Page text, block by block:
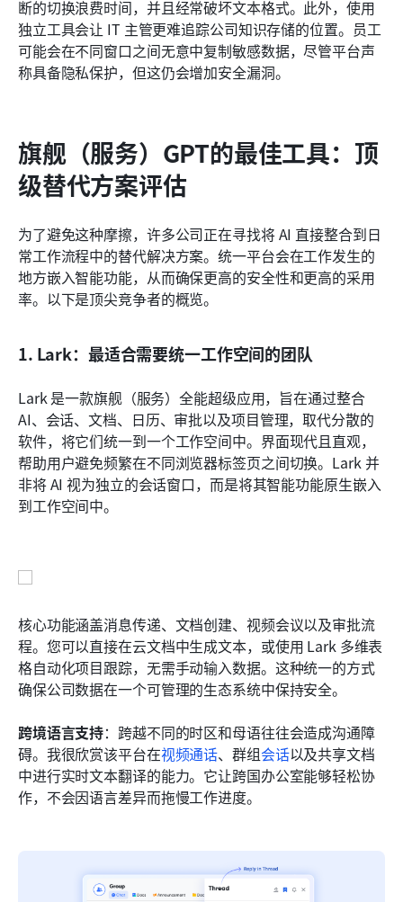
断的切换浪费时间，并且经常破坏文本格式。此外，使用
独立工具会让 IT 主管更难追踪公司知识存储的位置。员工
可能会在不同窗口之间无意中复制敏感数据，尽管平台声
称具备隐私保护，但这仍会增加安全漏洞。
旗舰（服务）GPT的最佳工具：顶
级替代方案评估
为了避免这种摩擦，许多公司正在寻找将 AI 直接整合到日
常工作流程中的替代解决方案。统一平台会在工作发生的
地方嵌入智能功能，从而确保更高的安全性和更高的采用
率。以下是顶尖竞争者的概览。
1. Lark：最适合需要统一工作空间的团队
Lark 是一款旗舰（服务）全能超级应用，旨在通过整合
AI、会话、文档、日历、审批以及项目管理，取代分散的
软件，将它们统一到一个工作空间中。界面现代且直观，
帮助用户避免频繁在不同浏览器标签页之间切换。Lark 并
非将 AI 视为独立的会话窗口，而是将其智能功能原生嵌入
到工作空间中。
核心功能涵盖消息传递、文档创建、视频会议以及审批流
程。您可以直接在云文档中生成文本，或使用 Lark 多维表
格自动化项目跟踪，无需手动输入数据。这种统一的方式
确保公司数据在一个可管理的生态系统中保持安全。
跨境语言支持：跨越不同的时区和母语往往会造成沟通障
碍。我很欣赏该平台在视频通话、群组会话以及共享文档
中进行实时文本翻译的能力。它让跨国办公室能够轻松协
作，不会因语言差异而拖慢工作进度。